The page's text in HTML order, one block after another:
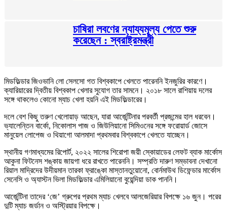
চাষিরা লবণের ন্যায্যমূল্য পেতে শুরু
করেছেন : স্বরাষ্ট্রমন্ত্রী
মিডফিল্ডার জিওভানি লো সেলসো গত বিশ্বকাপে খেলতে পারেননি ইনজুরির কারণে।
ক্যারিয়ারের দ্বিতীয় বিশ্বকাপ খেলার সুযোগ তার সামনে। ২০১৮ সালে রাশিয়ায় দলের
সঙ্গে থাকলেও কোনো ম্যাচ খেলা হয়নি এই মিডফিল্ডারের।
দলে বেশ কিছু তরুণ খেলোয়াড় আছেন, যারা আর্জেন্টিনার পরবর্তী প্রজন্মের হাল ধরবেন।
ভ্যালেন্তিন বার্কো, নিকোলাস পাজ ও জিউলিয়ানো সিমিওনের সঙ্গে ফরোয়ার্ড জোসে
মানুয়েল লোপেজ ও থিয়াগো আলমাদা প্রথমবার বিশ্বকাপে খেলতে যাচ্ছেন।
স্থানীয় গণমাধ্যমের রিপোর্ট, ২০২২ সালের শিরোপা জয়ী স্কোয়াডের লেফট ব্যাক মার্কোস
আকুনা ফিটনেস শঙ্কায় জায়গা ধরে রাখতে পারেননি। সম্প্রতি দারুণ সম্ভাবনা দেখানো
রিয়াল মাদ্রিদের উদীয়মান তারকা ফ্রাঙ্কো মাস্তানতুয়োনো, বোর্নমাউথ ডিফেন্ডার মার্কোস
সেনেসি ও অ্যাস্টন ভিলা মিডফিল্ডার এমিলিয়ানো বুয়েন্দিয়া ডাক পাননি।
আর্জেন্টিনা তাদের ‘জে’ গ্রুপের প্রথম ম্যাচ খেলবে আলজেরিয়ার বিপক্ষে ১৬ জুন। পরের
দুটি ম্যাচ জর্ডান ও অস্ট্রিয়ার বিপক্ষে।